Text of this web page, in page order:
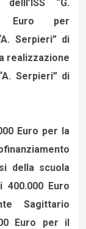
“G.
Euro per
Serpieri” di
realizzazione
Serpieri” di
Euro per la
della scuola
Euro
Sagittario
Euro per il